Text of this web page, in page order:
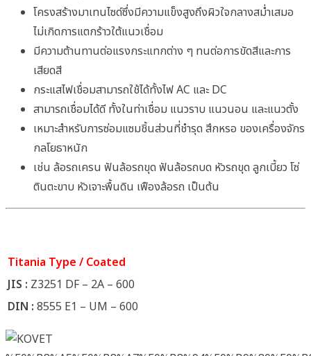
โครงสร้างมาเทนไซด์ซึ่งมีความแข็งสูงถึงผิวใจกลางสม่ำเสมอ
ไม่เกิดการแตกร้าวใต้แนวเชื่อม
มีความต้านทานต่อแรงกระแทกต่าง ๆ ทนต่อการขัดสีและการ
เสียดสี
กระแสไฟเชื่อมสามารถใช้ได้ทั้งไฟ AC และ DC
สามารถเชื่อมได้ดี ทั้งในท่าเชื่อม แนวราบ แนวนอน และแนวตั้ง
เหมาะสำหรับการซ่อมแซมชิ้นส่วนที่ชำรุด สึกหรอ ของเครื่องจักร
กลโยธาหนัก
เช่น ล้อรถเครน ฟันล้อรถขุด ฟันล้อรถบด หัวรถขุด ลูกเบี้ยว โซ่
ตินตะขาบ หัวเจาะพื้นดิน เฟืองล้อรถ เป็นต้น
Titania Type / Coated
JIS : Z3251 DF – 2A – 600
DIN : 8555 E1 – UM – 600